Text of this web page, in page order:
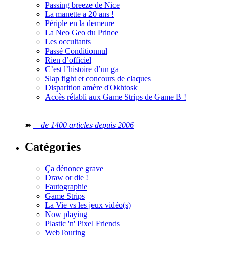
Passing breeze de Nice
La manette a 20 ans !
Périple en la demeure
La Neo Geo du Prince
Les occultants
Passé Conditionnul
Rien d’officiel
C’est l’histoire d’un ga
Slap fight et concours de claques
Disparition amère d'Okhtosk
Accès rétabli aux Game Strips de Game B !
➽ + de 1400 articles depuis 2006
Catégories
Ça dénonce grave
Draw or die !
Fautographie
Game Strips
La Vie vs les jeux vidéo(s)
Now playing
Plastic 'n' Pixel Friends
WebTouring